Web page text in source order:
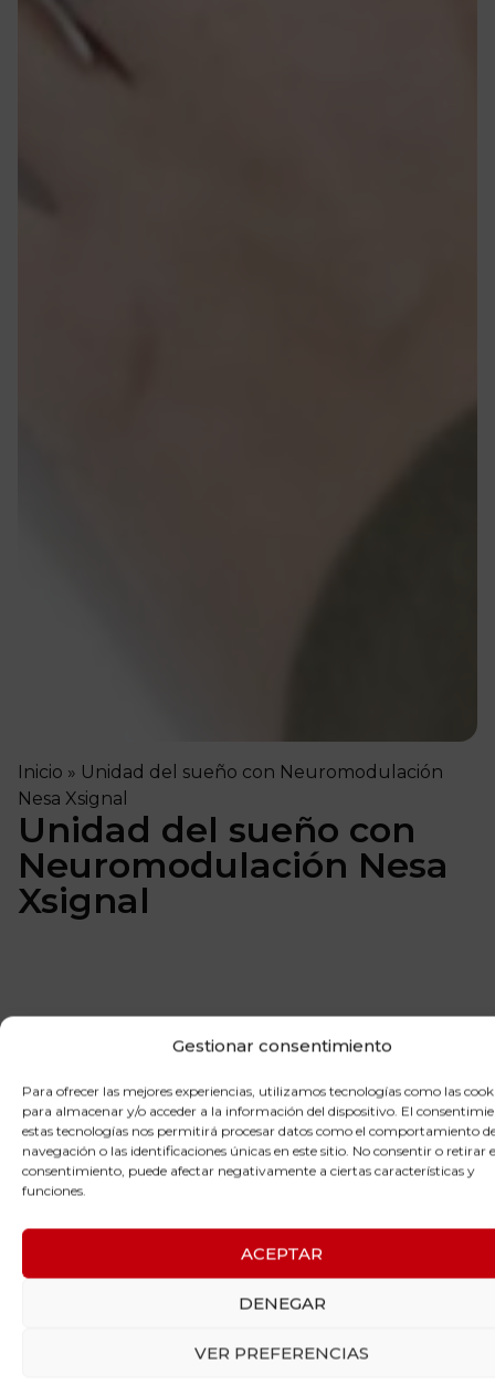
Gestionar consentimiento
Para ofrecer las mejores experiencias, utilizamos tecnologías como las
para almacenar y/o acceder a la información del dispositivo. El
estas tecnologías nos permitirá procesar datos como el comportamiento
navegación o las identificaciones únicas en este sitio. No consentir o retirar
consentimiento, puede afectar negativamente a ciertas características y
funciones.
ACEPTAR
DENEGAR
VER PREFERENCIAS
Inicio » Unidad del sueño con Neuromodulación
Nesa Xsignal
Unidad del sueño con
Neuromodulación Nesa
Xsignal
Clínica de Fisioterapia David Marcos en
innovadora y natural para abordar los problemas de
descanso: laUnidad del Sueño con
Neuromodulación no invasiva NESA XSignal.
Esta tecnología de vanguardia permite actuar
restablecer su equilibrio, mejorar la calidad del
sueño y recuperar la vitalidad en el día a día.
El enfoque que aplicamos combina la precisión
personalizada. Cada tratamiento se adapta al